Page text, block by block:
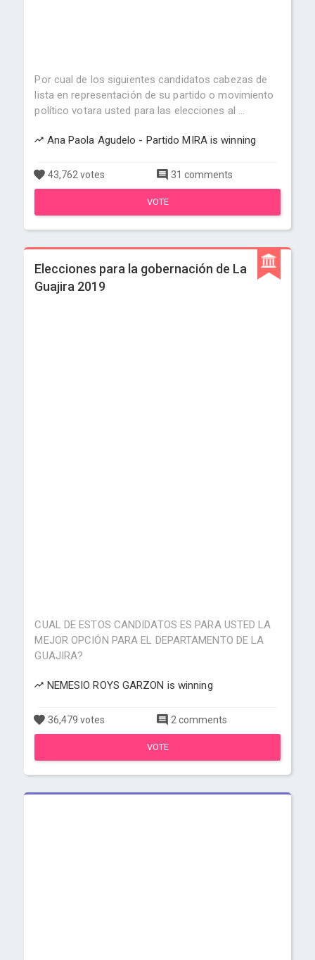
Por cual de los siguientes candidatos cabezas de
lista en representación de su partido o movimiento
político votara usted para las elecciones al ...
Ana Paola Agudelo - Partido MIRA is winning
43,762 votes 31 comments
VOTE
Elecciones para la gobernación de La
Guajira 2019
CUAL DE ESTOS CANDIDATOS ES PARA USTED LA
MEJOR OPCIÓN PARA EL DEPARTAMENTO DE LA
GUAJIRA?
NEMESIO ROYS GARZON is winning
36,479 votes 2 comments
VOTE